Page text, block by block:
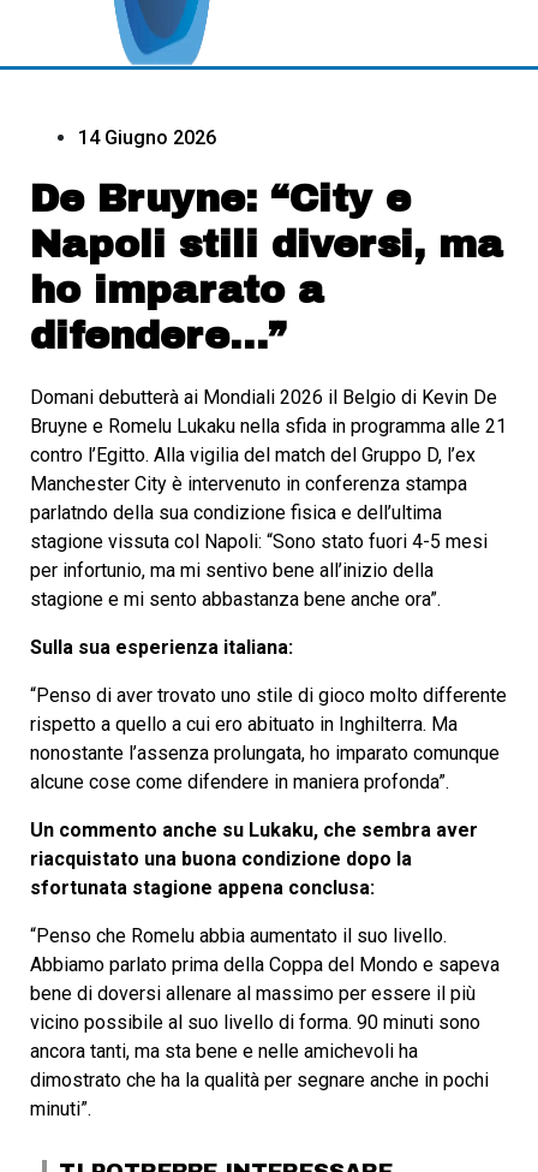
14 Giugno 2026
De Bruyne: “City e
Napoli stili diversi, ma
ho imparato a
difendere…”
Domani debutterà ai Mondiali 2026 il Belgio di Kevin De
Bruyne e Romelu Lukaku nella sfida in programma alle 21
contro l’Egitto. Alla vigilia del match del Gruppo D, l’ex
Manchester City è intervenuto in conferenza stampa
parlatndo della sua condizione fisica e dell’ultima
stagione vissuta col Napoli: “Sono stato fuori 4-5 mesi
per infortunio, ma mi sentivo bene all’inizio della
stagione e mi sento abbastanza bene anche ora”.
Sulla sua esperienza italiana:
“Penso di aver trovato uno stile di gioco molto differente
rispetto a quello a cui ero abituato in Inghilterra. Ma
nonostante l’assenza prolungata, ho imparato comunque
alcune cose come difendere in maniera profonda”.
Un commento anche su Lukaku, che sembra aver
riacquistato una buona condizione dopo la
sfortunata stagione appena conclusa:
“Penso che Romelu abbia aumentato il suo livello.
Abbiamo parlato prima della Coppa del Mondo e sapeva
bene di doversi allenare al massimo per essere il più
vicino possibile al suo livello di forma. 90 minuti sono
ancora tanti, ma sta bene e nelle amichevoli ha
dimostrato che ha la qualità per segnare anche in pochi
minuti”.